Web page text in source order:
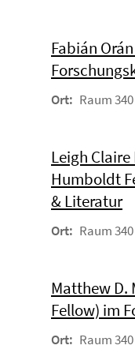
Fabián
Ort: Raum 340
Leigh
Humboldt
& Literatur
Ort: Raum 340
Matthew D.
Fellow) im
Ort: Raum 340